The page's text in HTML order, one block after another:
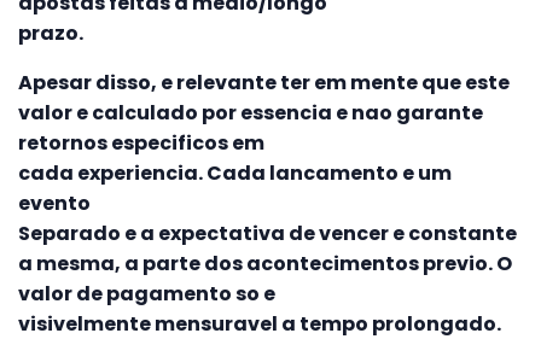
prazo.
Apesar disso, e relevante ter em mente que este
valor e calculado por essencia e nao garante
retornos especificos em
cada experiencia. Cada lancamento e um
evento
Separado e a expectativa de vencer e constante
a mesma, a parte dos acontecimentos previo. O
valor de pagamento so e
visivelmente mensuravel a tempo prolongado.